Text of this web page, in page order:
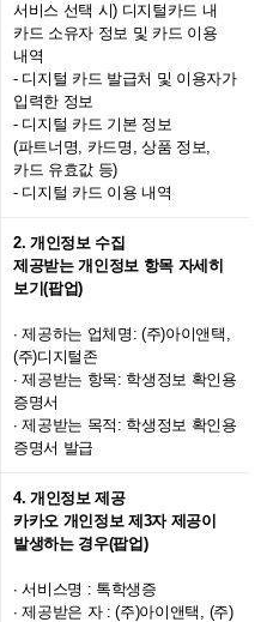
서비스 선택 시) 디지털카드 내
카드 소유자 정보 및 카드 이용
내역
- 디지털 카드 발급처 및 이용자가
입력한 정보
- 디지털 카드 기본 정보
(파트너명, 카드명, 상품 정보,
카드 유효값 등)
- 디지털 카드 이용 내역
2. 개인정보 수집
제공받는 개인정보 항목 자세히
보기(팝업)
∙ 제공하는 업체명:(주)아이앤택,
(주)디지털존
∙ 제공받는 항목: 학생정보 확인용
증명서
∙ 제공받는 목적: 학생정보 확인용
증명서 발급
4. 개인정보 제공
카카오 개인정보 제3자 제공이
발생하는 경우(팝업)
∙ 서비스명 : 톡학생증
∙ 제공받은 자 :(주)아이앤택, (주)